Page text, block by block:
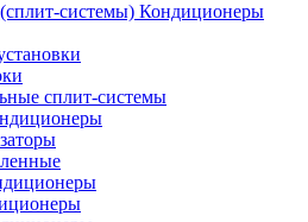
Кондиционеры
сплит-системы